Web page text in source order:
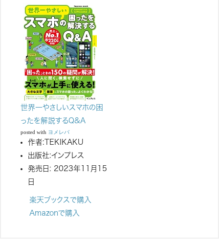
世界一やさしいスマホの困
ったを解説するQ&A
posted with ヨメレバ
作者:TEKIKAKU
出版社:インプレス
発売日: 2023年11月15
日
楽天ブックスで購入
Amazonで購入